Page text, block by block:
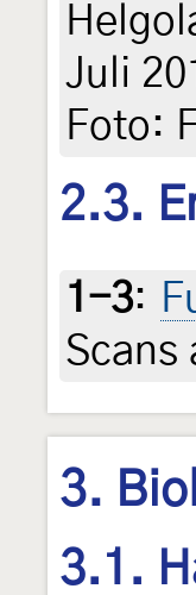
Juli
Foto:
2.3.
1-3:
3.
3.1.